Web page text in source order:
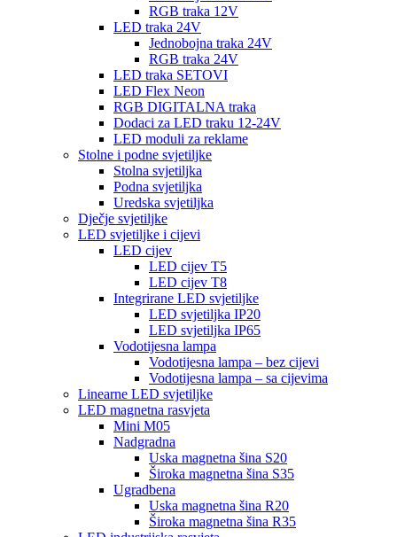
RGB traka 12V
LED traka 24V
Jednobojna traka 24V
RGB traka 24V
LED traka SETOVI
LED Flex Neon
RGB DIGITALNA traka
Dodaci za LED traku 12-24V
LED moduli za reklame
Stolne i podne svjetiljke
Stolna svjetiljka
Podna svjetiljka
Uredska svjetiljka
Dječje svjetiljke
LED svjetiljke i cijevi
LED cijev
LED cijev T5
LED cijev T8
Integrirane LED svjetiljke
LED svjetiljka IP20
LED svjetiljka IP65
Vodotijesna lampa
Vodotijesna lampa – bez cijevi
Vodotijesna lampa – sa cijevima
Linearne LED svjetiljke
LED magnetna rasvjeta
Mini M05
Nadgradna
Uska magnetna šina S20
Široka magnetna šina S35
Ugradbena
Uska magnetna šina R20
Široka magnetna šina R35